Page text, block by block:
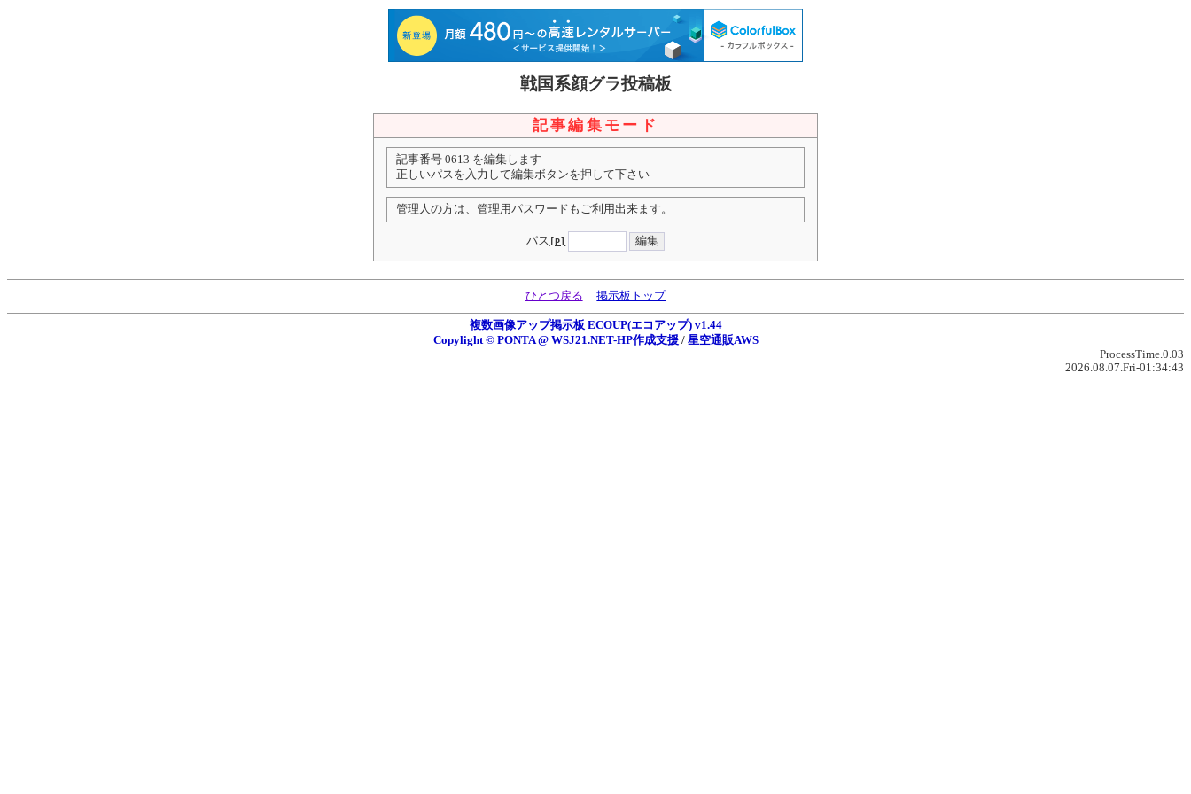
戦国系顔グラ投稿板
記事編集モード
記事番号 0613 を編集します
正しいパスを入力して編集ボタンを押して下さい
管理人の方は、管理用パスワードもご利用出来ます。
パス [P]
ひとつ戻る 掲示板トップ
複数画像アップ掲示板 ECOUP(エコアップ) v1.44
Copylight © PONTA @ WSJ21.NET-HP作成支援/ 星空通販AWS
ProcessTime.0.03
2026.08.07.Fri-01:34:43